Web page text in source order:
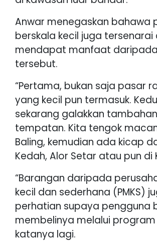
Anwar menegaskan bahawa
berskala kecil juga tersenarai
mendapat manfaat
tersebut.
“Pertama, bukan saja pasar
yang kecil pun termasuk.
sekarang galakkan
tempatan. Kita tengok
Baling, kemudian ada kicap
Kedah, Alor Setar atau pun di
“Barangan daripada
kecil dan sederhana (PMKS)
perhatian supaya pengguna
membelinya melalui program
katanya lagi.